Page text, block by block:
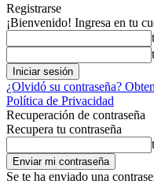
Registrarse
¡Bienvenido! Ingresa en tu
¿Olvidó su contraseña?
Política de Privacidad
Recuperación de contraseña
Recupera tu contraseña
Se te ha enviado una